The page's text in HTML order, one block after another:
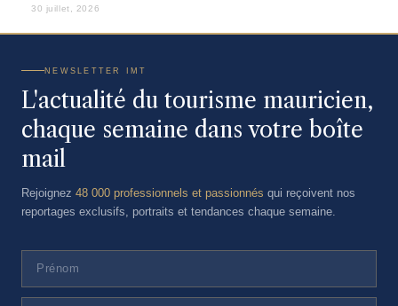
30 juillet, 2026
NEWSLETTER IMT
L'actualité du tourisme mauricien,
chaque semaine dans votre boîte
mail
Rejoignez 48 000 professionnels et passionnés qui reçoivent nos
reportages exclusifs, portraits et tendances chaque semaine.